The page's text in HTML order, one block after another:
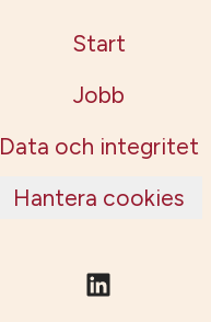
Start
Jobb
Data och integritet
Hantera cookies